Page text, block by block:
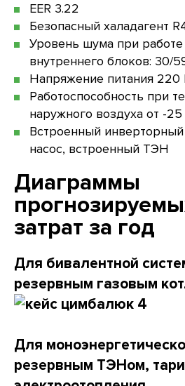
EER 3.22
Безопасный халадагент
Уровень шума при
внутреннего блоков: 30/
Напряжение питания 220
Работоспособность при
наружного воздуха от -
Встроенный
насос, встроенный ТЭН
Диаграммы
затрат за год
Для бивалентной
резервным газовым
Для
резервным ТЭНом,